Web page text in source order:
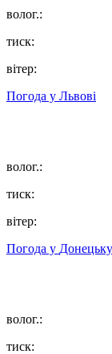
волог.:
тиск:
вітер:
Погода у Львові
волог.:
тиск:
вітер:
Погода у Донецьку
волог.:
тиск: